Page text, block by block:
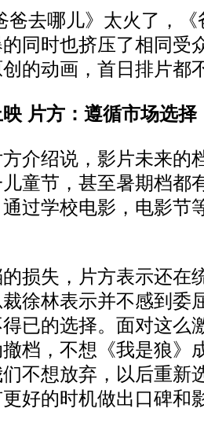
去哪儿》太火了，《
同时也挤压了相同受
创的动画，首日排片都
片方：遵循市场选择
绍说，影片未来的
童节，甚至暑期档都
过学校电影，电影节
失，片方表示还在
徐林表示并不感到委
已的选择。面对这么
档，不想《我是狼》
不想放弃，以后重新
好的时机做出口碑和